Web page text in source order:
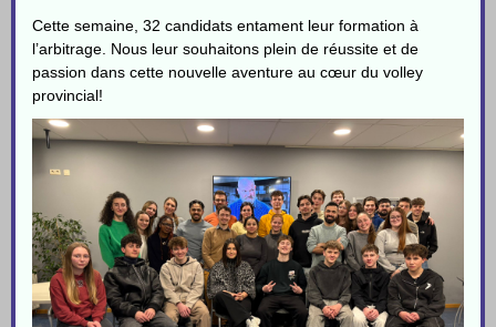
Cette semaine, 32 candidats entament leur formation à
l’arbitrage. Nous leur souhaitons plein de réussite et de
passion dans cette nouvelle aventure au cœur du volley
provincial!